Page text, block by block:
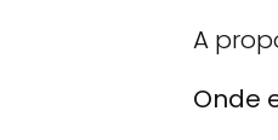
A
Onde